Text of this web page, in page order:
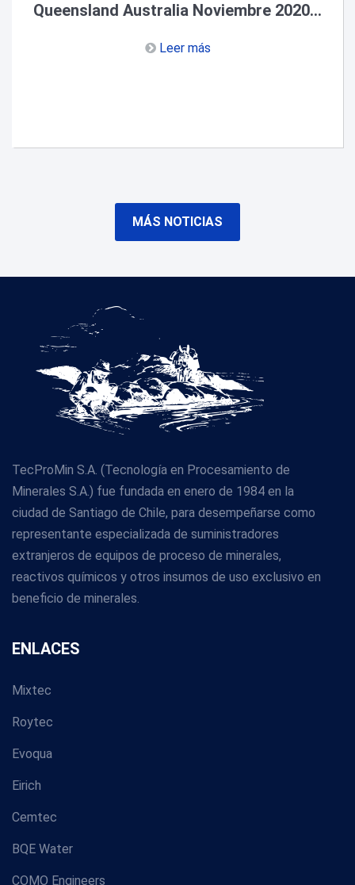
Queensland Australia Noviembre 2020...
Leer más
MÁS NOTICIAS
TecProMin S.A. (Tecnología en Procesamiento de
Minerales S.A.) fue fundada en enero de 1984 en la
ciudad de Santiago de Chile, para desempeñarse como
representante especializada de suministradores
extranjeros de equipos de proceso de minerales,
reactivos químicos y otros insumos de uso exclusivo en
beneficio de minerales.
ENLACES
Mixtec
Roytec
Evoqua
Eirich
Cemtec
BQE Water
COMO Engineers